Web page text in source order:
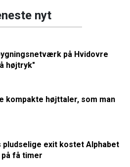
nyt
på Hvidovre
højtryk"
kompakte højttaler, som man
exit kostet Alphabet
få timer